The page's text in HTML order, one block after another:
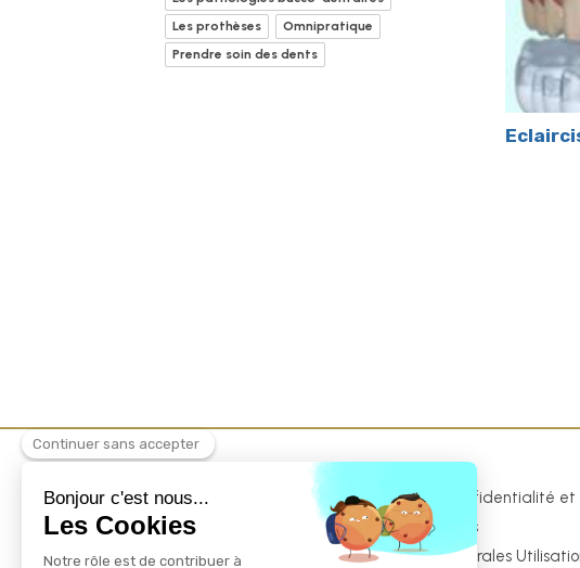
Les prothèses
Omnipratique
Prendre soin des dents
Politique de confidentialité et
Mentions légales
Conditions Générales